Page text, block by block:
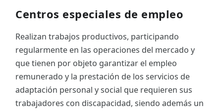
Centros especiales de empleo
Realizan trabajos productivos, participando
regularmente en las operaciones del mercado y
que tienen por objeto garantizar el empleo
remunerado y la prestación de los servicios de
adaptación personal y social que requieren sus
trabajadores con discapacidad, siendo además un